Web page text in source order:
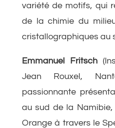
variété de motifs, qui
de la chimie du
cristallographiques au
Emmanuel Fritsch
Jean Rouxel,
passionnante
au sud de la
Orange à travers le